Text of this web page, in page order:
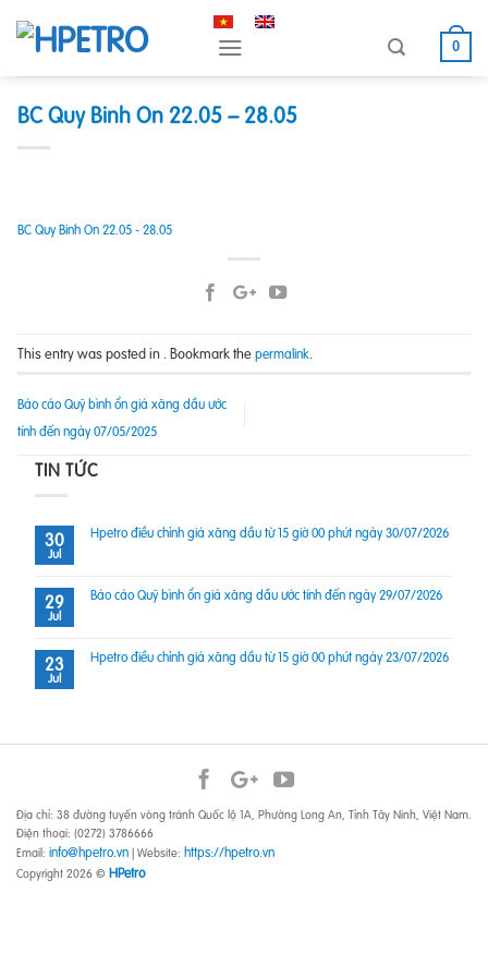
content
0
TIN TỨC
30
Jul
Hpetro điều chỉnh giá xăng dầu từ 15 giờ 00 phút ngày 30/07/2026
29
Jul
Báo cáo Quỹ bình ổn giá xăng dầu ước tính đến ngày 29/07/2026
23
Jul
Hpetro điều chỉnh giá xăng dầu từ 15 giờ 00 phút ngày 23/07/2026
BC Quy Binh On 22.05 – 28.05
BC Quy Binh On 22.05 - 28.05
This entry was posted in . Bookmark thepermalink.
Báo cáo Quỹ bình ổn giá xăng dầu ước
tính đến ngày 07/05/2025
Địa chỉ: 38 đường tuyến vòng tránh Quốc lộ 1A, Phường Long An, Tỉnh Tây Ninh, Việt Nam.
Điện thoại: (0272) 3786666
Email: info@hpetro.vn | Website: https://hpetro.vn
Copyright 2026 © HPetro